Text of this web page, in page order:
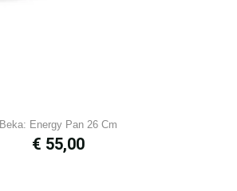
Beka: Energy Pan 26 Cm
Prijs
€ 55,00